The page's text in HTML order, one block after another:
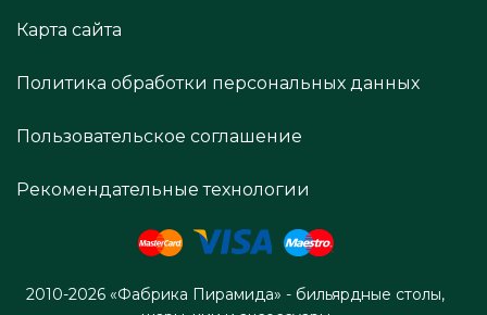
Карта сайта
Политика обработки персональных данных
Пользовательское соглашение
Рекомендательные технологии
2010-2026 «Фабрика Пирамида» - бильярдные столы,